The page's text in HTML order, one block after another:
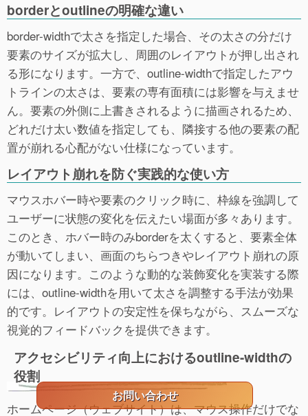
borderとoutlineの明確な違い
border-widthで太さを指定した場合、その太さの分だけ
要素のサイズが拡大し、周囲のレイアウトが押し出され
る形になります。一方で、outline-widthで指定したアウ
トラインの太さは、要素の専有面積には影響を与えませ
ん。要素の外側に上書きされるように描画されるため、
どれだけ太い数値を指定しても、隣接する他の要素の配
置が崩れる心配がない仕様になっています。
レイアウト崩れを防ぐ実践的な使い方
マウスホバー時や要素のクリック時に、枠線を強調して
ユーザーに状態の変化を伝えたい場面が多々あります。
このとき、ホバー時のみborderを太くすると、要素全体
が動いてしまい、画面のちらつきやレイアウト崩れの原
因になります。このような動的な装飾変化を実装する際
には、outline-widthを用いて太さを調整する手法が効果
的です。レイアウトの安定性を保ちながら、スムーズな
視覚的フィードバックを提供できます。
アクセシビリティ向上におけるoutline-widthの
役割
ホームページ（ウェブサイト）は、マウス操作だけでな
お問い合わせ